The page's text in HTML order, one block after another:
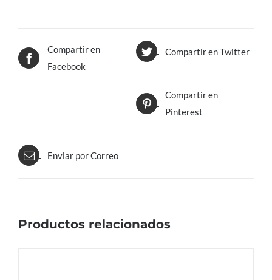
Compartir en
Facebook
Compartir en Twitter
Compartir en
Pinterest
Enviar por Correo
Productos relacionados